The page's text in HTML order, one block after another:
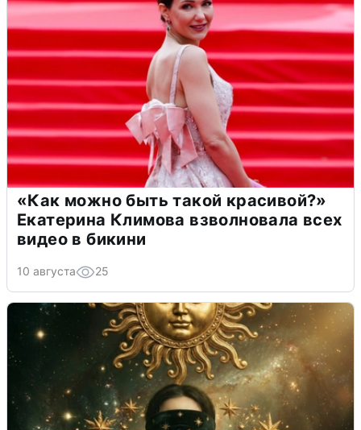
«Как можно быть такой красивой?»
Екатерина Климова взволновала всех
видео в бикини
10 августа 25